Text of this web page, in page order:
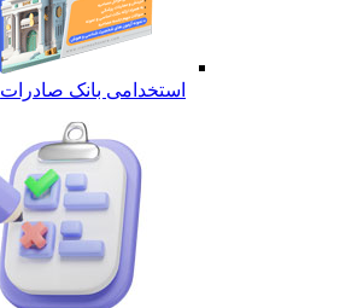
استخدامی بانک صادرات